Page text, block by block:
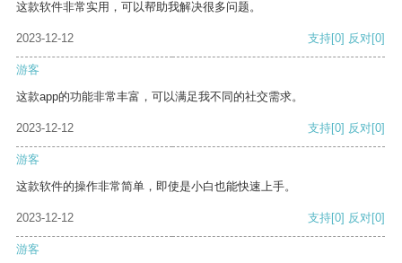
这款软件非常实用，可以帮助我解决很多问题。
2023-12-12 支持[0] 反对[0]
游客
这款app的功能非常丰富，可以满足我不同的社交需求。
2023-12-12 支持[0] 反对[0]
游客
这款软件的操作非常简单，即使是小白也能快速上手。
2023-12-12 支持[0] 反对[0]
游客